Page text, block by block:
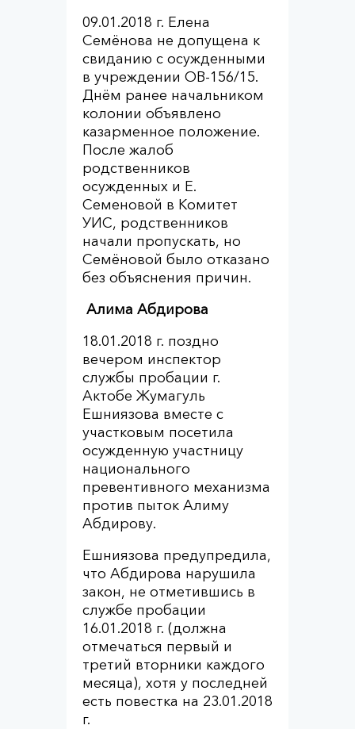
09.01.2018 г. Елена
Семёнова не допущена к
свиданию с осужденными
в учреждении ОВ-156/15.
Днём ранее начальником
колонии объявлено
казарменное положение.
После жалоб
родственников
осужденных и Е.
Семеновой в Комитет
УИС, родственников
начали пропускать, но
Семёновой было отказано
без объяснения причин.
Алима Абдирова
18.01.2018 г. поздно
вечером инспектор
службы пробации г.
Актобе Жумагуль
Ешниязова вместе с
участковым посетила
осужденную участницу
национального
превентивного механизма
против пыток Алиму
Абдирову.
Ешниязова предупредила,
что Абдирова нарушила
закон, не отметившись в
службе пробации
16.01.2018 г. (должна
отмечаться первый и
третий вторники каждого
месяца), хотя у последней
есть повестка на 23.01.2018
г.